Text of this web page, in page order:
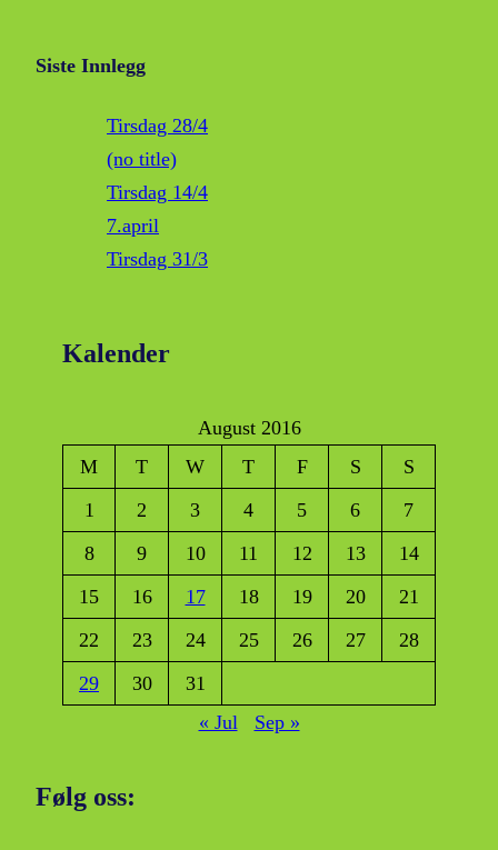
Siste Innlegg
Tirsdag 28/4
(no title)
Tirsdag 14/4
7.april
Tirsdag 31/3
Kalender
August 2016
M
T W T F S
S
1
2 3 4 5 6
7
8
9 10 11 12 13
14
15
16 17 18 19 20
21
22
23 24 25 26 27
28
29
30
31
« Jul
Sep »
Følg oss: